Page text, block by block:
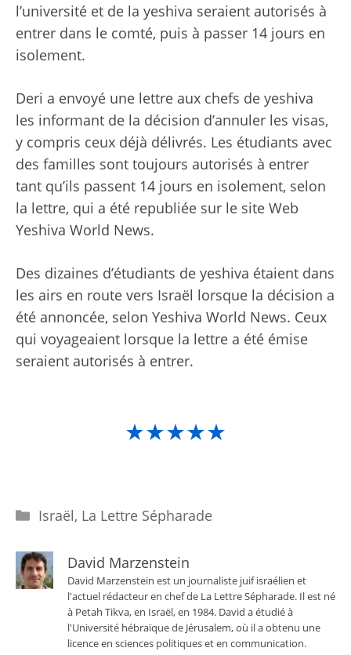
l’université et de la yeshiva seraient autorisés à
entrer dans le comté, puis à passer 14 jours en
isolement.
Deri a envoyé une lettre aux chefs de yeshiva
les informant de la décision d’annuler les visas,
y compris ceux déjà délivrés. Les étudiants avec
des familles sont toujours autorisés à entrer
tant qu’ils passent 14 jours en isolement, selon
la lettre, qui a été republiée sur le site Web
Yeshiva World News.
Des dizaines d’étudiants de yeshiva étaient dans
les airs en route vers Israël lorsque la décision a
été annoncée, selon Yeshiva World News. Ceux
qui voyageaient lorsque la lettre a été émise
seraient autorisés à entrer.
★★★★★
Catégories
Israël, La Lettre Sépharade
David Marzenstein
David Marzenstein est un journaliste juif israélien et
l'actuel rédacteur en chef de La Lettre Sépharade. Il est né
à Petah Tikva, en Israël, en 1984. David a étudié à
l'Université hébraïque de Jérusalem, où il a obtenu une
licence en sciences politiques et en communication.